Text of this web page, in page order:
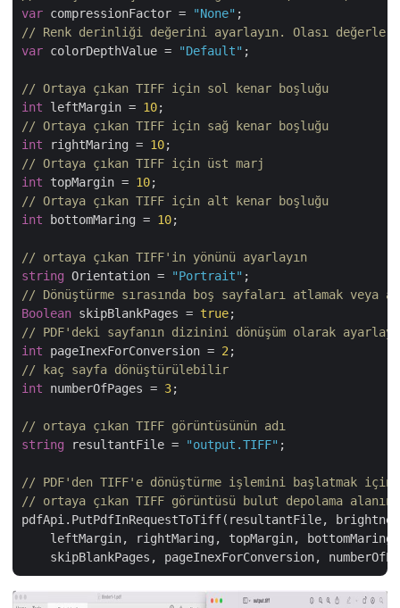
var compressionFactor = "None"
// Renk derinliği değerini ayarlayın. Olası değerler
var colorDepthValue = "Default" ;
// Ortaya çıkan TIFF için sol kenar boşluğu
int leftMargin = 10
// Ortaya çıkan TIFF için sağ kenar boşluğu
int rightMaring = 10
// Ortaya çıkan TIFF için üst marj
int topMargin = 10
// Ortaya çıkan TIFF için alt kenar boşluğu
int bottomMaring = 10;
// ortaya çıkan TIFF'in yönünü ayarlayın
string Orientation = "Portrait"
// Dönüştürme sırasında boş sayfaları atlamak veya
Boolean skipBlankPages = true
// PDF'deki sayfanın dizinini dönüşüm olarak
int pageInexForConversion = 2
// kaç sayfa dönüştürülebilir
int numberOfPages = 3;
// ortaya çıkan TIFF görüntüsünün adı
string resultantFile = "output.TIFF" ;
// PDF'den TIFF'e dönüştürme işlemini başlatmak için
// ortaya çıkan TIFF görüntüsü bulut depolama
pdfApi.PutPdfInRequestToTiff(resultantFile,
leftMargin, rightMaring, topMargin,